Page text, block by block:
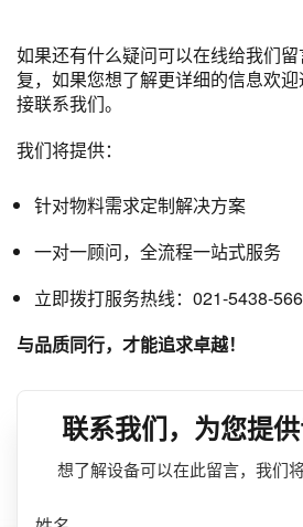
如果还有什么疑问可以在线给我们
复，如果您想了解更详细的信息欢
接联系我们。
我们将提供：
针对物料需求定制解决方案
一对一顾问，全流程一站式服务
立即拨打服务热线：021-5438-
与品质同行，才能追求卓越！
联系我们，为您提供
想了解设备可以在此留言，我们